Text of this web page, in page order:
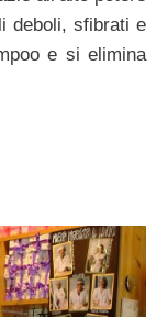
deboli, sfibrati e
e si elimina